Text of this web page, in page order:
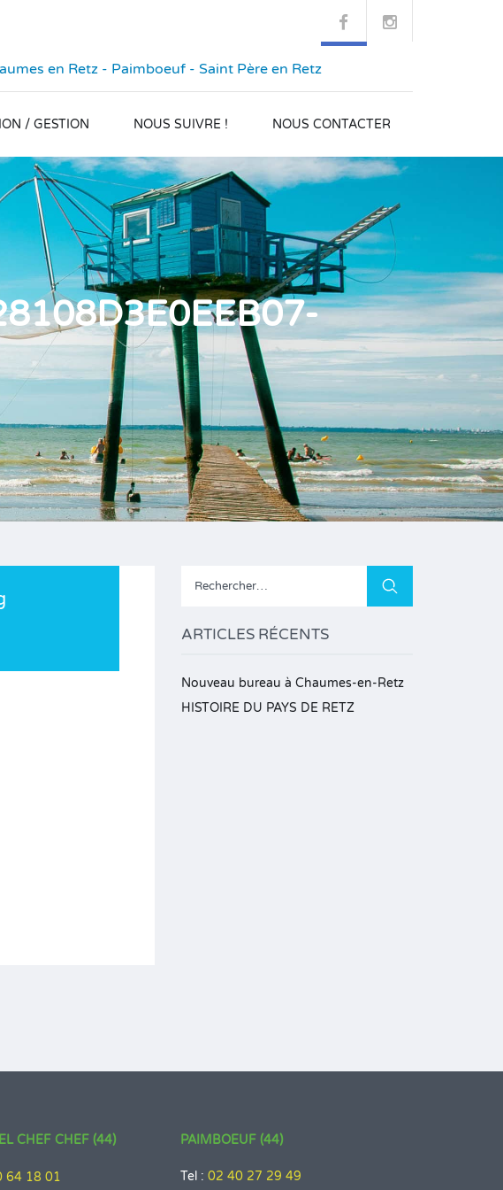
en Retz - Paimboeuf - Saint Père en Retz
/ GESTION NOUS SUIVRE ! NOUS CONTACTER
Rechercher :
ARTICLES RÉCENTS
Nouveau bureau à Chaumes-en-Retz
HISTOIRE DU PAYS DE RETZ
CHEF CHEF (44)
64 18 01
PAIMBOEUF (44)
Tel :02 40 27 29 49